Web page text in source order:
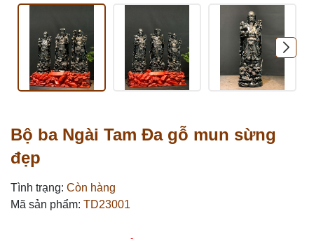
Bộ ba Ngài Tam Đa gỗ mun sừng
đẹp
Tình trạng: Còn hàng
Mã sản phẩm: TD23001